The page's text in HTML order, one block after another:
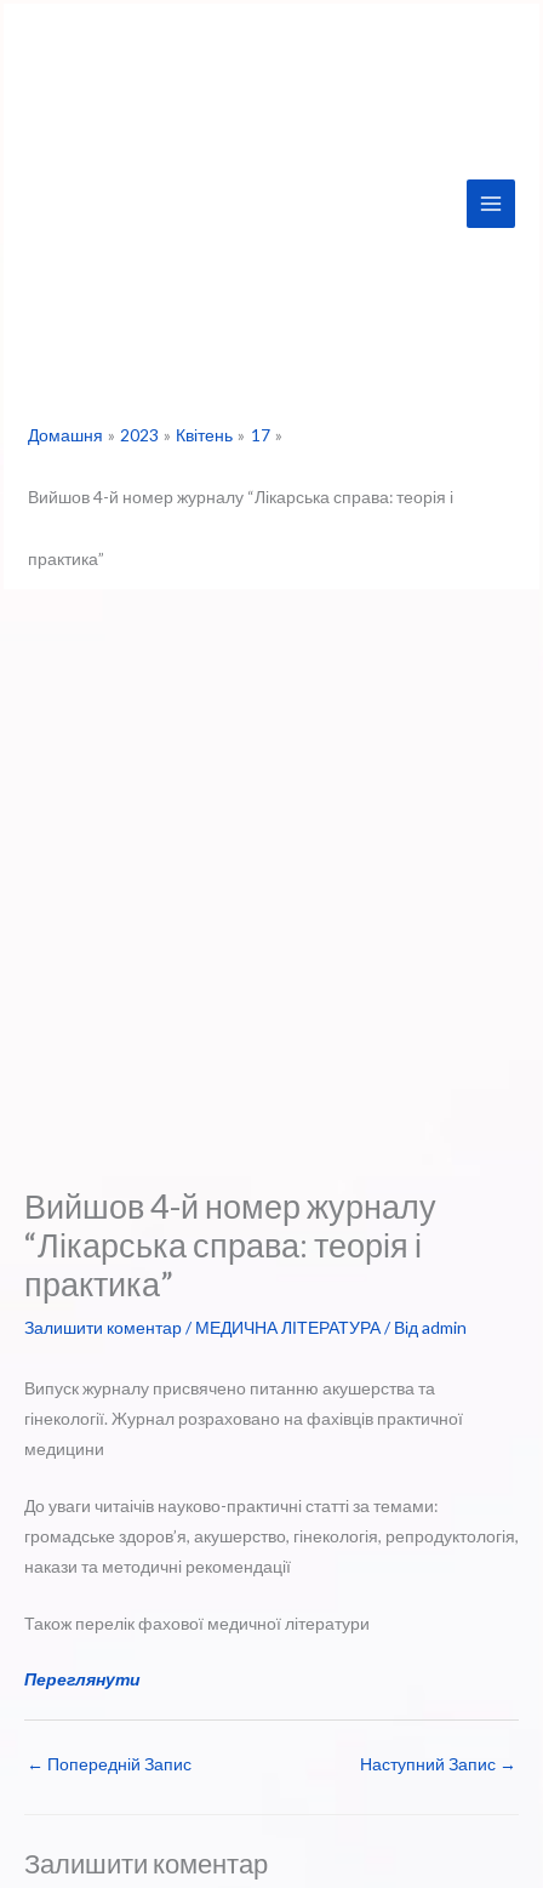
Домашня 2023 Квітень 17
Вийшов 4-й номер журналу “Лікарська справа: теорія і
практика”
Вийшов 4-й номер журналу
“Лікарська справа: теорія і
практика”
Залишити коментар/ МЕДИЧНА ЛІТЕРАТУРА/ Відadmin
Випуск журналу присвячено питанню акушерства та
гінекології. Журнал розраховано на фахівців практичної
медицини
До уваги читаічів науково-практичні статті за темами:
громадське здоров’я, акушерство, гінекологія, репродуктологія,
накази та методичні рекомендації
Також перелік фахової медичної літератури
Переглянути
← Попередній Запис Наступний Запис →
Залишити коментар